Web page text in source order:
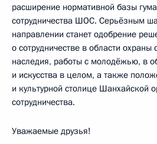
расширение нормативной базы
сотрудничества ШОС. Серьёзным
направлении станет одобрение
о сотрудничестве в области охраны
наследия, работы с молодёжью, в
и искусства в целом, а также
и культурной столице Шанхайской
сотрудничества.
Уважаемые друзья!